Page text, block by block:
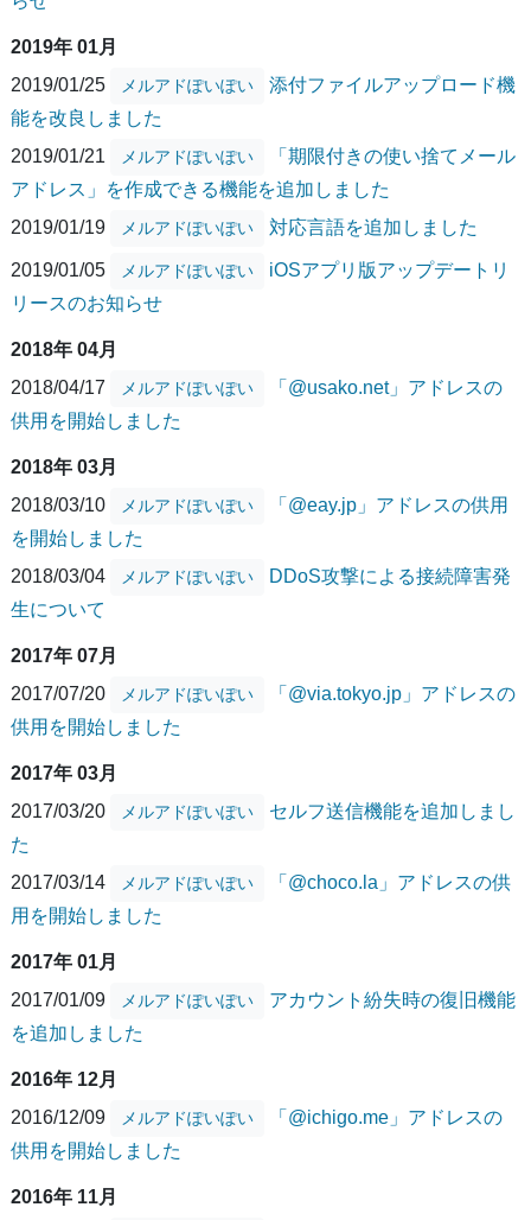
2019年 01月
2019/01/25
メルアドぽいぽい
添付ファイルアップロード機
能を改良しました
2019/01/21
メルアドぽいぽい
「期限付きの使い捨てメール
アドレス」を作成できる機能を追加しました
2019/01/19
メルアドぽいぽい 対応言語を追加しました
2019/01/05 メルアドぽいぽい
iOSアプリ版アップデートリ
リースのお知らせ
2018年 04月
2018/04/17
メルアドぽいぽい
「@usako.net」アドレスの
供用を開始しました
2018年 03月
2018/03/10
メルアドぽいぽい
「@eay.jp」アドレスの供用
を開始しました
2018/03/04
メルアドぽいぽい
DDoS攻撃による接続障害発
生について
2017年 07月
2017/07/20
メルアドぽいぽい
「@via.tokyo.jp」アドレスの
供用を開始しました
2017年 03月
2017/03/20
メルアドぽいぽい
セルフ送信機能を追加しまし
た
2017/03/14
メルアドぽいぽい
「@choco.la」アドレスの供
用を開始しました
2017年 01月
2017/01/09
メルアドぽいぽい
アカウント紛失時の復旧機能
を追加しました
2016年 12月
2016/12/09
メルアドぽいぽい
「@ichigo.me」アドレスの
供用を開始しました
2016年 11月